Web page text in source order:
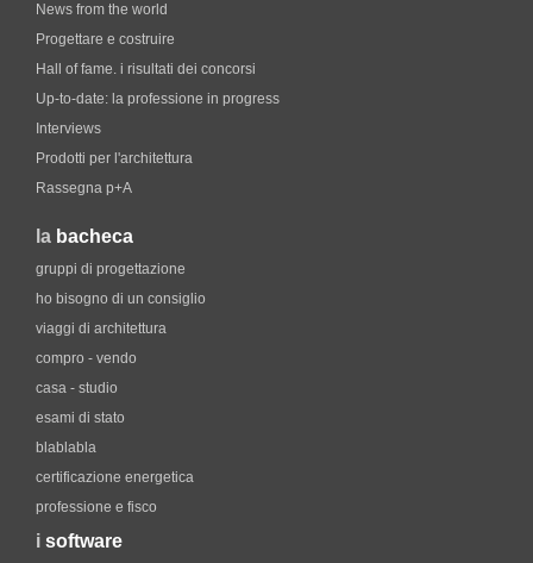
News from the world
Progettare e costruire
Hall of fame. i risultati dei concorsi
Up-to-date: la professione in progress
Interviews
Prodotti per l'architettura
Rassegna p+A
la bacheca
gruppi di progettazione
ho bisogno di un consiglio
viaggi di architettura
compro - vendo
casa - studio
esami di stato
blablabla
certificazione energetica
professione e fisco
i software